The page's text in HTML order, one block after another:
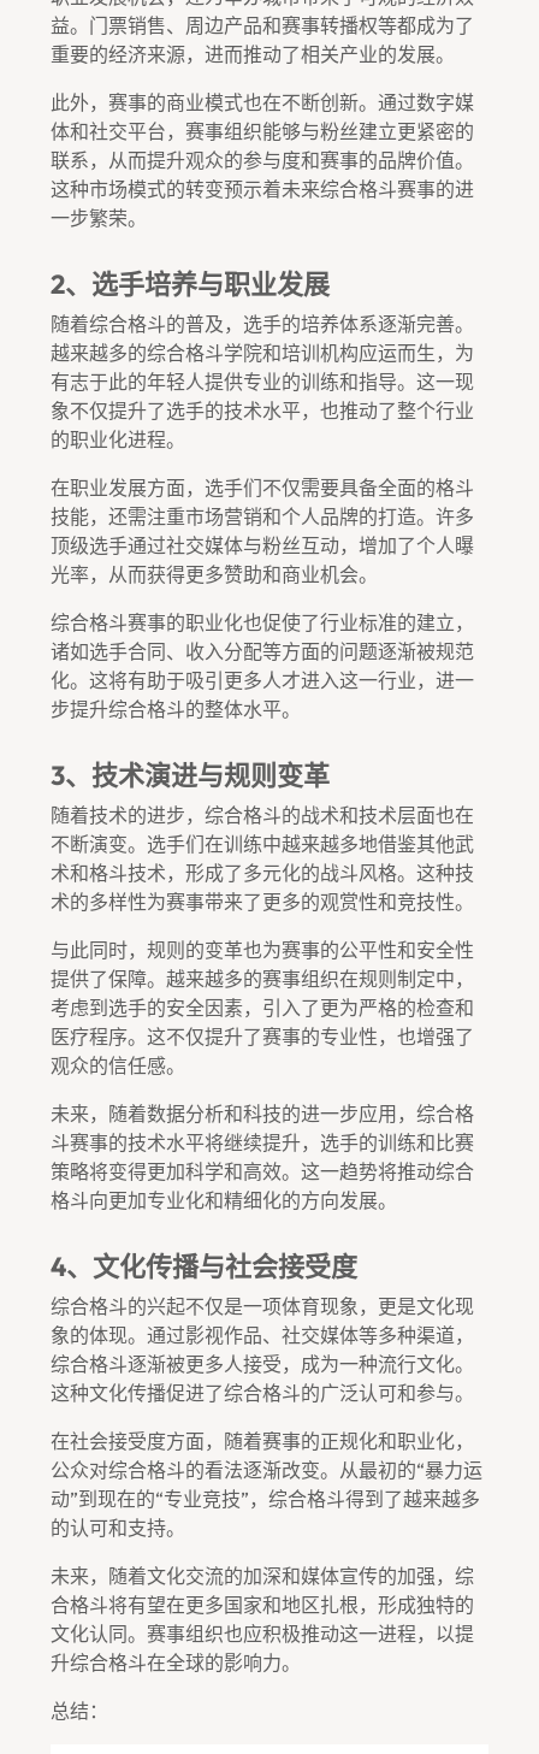
益。门票销售、周边产品和赛事转播权等都成为了
重要的经济来源，进而推动了相关产业的发展。
此外，赛事的商业模式也在不断创新。通过数字媒
体和社交平台，赛事组织能够与粉丝建立更紧密的
联系，从而提升观众的参与度和赛事的品牌价值。
这种市场模式的转变预示着未来综合格斗赛事的进
一步繁荣。
2、选手培养与职业发展
随着综合格斗的普及，选手的培养体系逐渐完善。
越来越多的综合格斗学院和培训机构应运而生，为
有志于此的年轻人提供专业的训练和指导。这一现
象不仅提升了选手的技术水平，也推动了整个行业
的职业化进程。
在职业发展方面，选手们不仅需要具备全面的格斗
技能，还需注重市场营销和个人品牌的打造。许多
顶级选手通过社交媒体与粉丝互动，增加了个人曝
光率，从而获得更多赞助和商业机会。
综合格斗赛事的职业化也促使了行业标准的建立，
诸如选手合同、收入分配等方面的问题逐渐被规范
化。这将有助于吸引更多人才进入这一行业，进一
步提升综合格斗的整体水平。
3、技术演进与规则变革
随着技术的进步，综合格斗的战术和技术层面也在
不断演变。选手们在训练中越来越多地借鉴其他武
术和格斗技术，形成了多元化的战斗风格。这种技
术的多样性为赛事带来了更多的观赏性和竞技性。
与此同时，规则的变革也为赛事的公平性和安全性
提供了保障。越来越多的赛事组织在规则制定中，
考虑到选手的安全因素，引入了更为严格的检查和
医疗程序。这不仅提升了赛事的专业性，也增强了
观众的信任感。
未来，随着数据分析和科技的进一步应用，综合格
斗赛事的技术水平将继续提升，选手的训练和比赛
策略将变得更加科学和高效。这一趋势将推动综合
格斗向更加专业化和精细化的方向发展。
4、文化传播与社会接受度
综合格斗的兴起不仅是一项体育现象，更是文化现
象的体现。通过影视作品、社交媒体等多种渠道，
综合格斗逐渐被更多人接受，成为一种流行文化。
这种文化传播促进了综合格斗的广泛认可和参与。
在社会接受度方面，随着赛事的正规化和职业化，
公众对综合格斗的看法逐渐改变。从最初的“暴力运
动”到现在的“专业竞技”，综合格斗得到了越来越多
的认可和支持。
未来，随着文化交流的加深和媒体宣传的加强，综
合格斗将有望在更多国家和地区扎根，形成独特的
文化认同。赛事组织也应积极推动这一进程，以提
升综合格斗在全球的影响力。
总结：